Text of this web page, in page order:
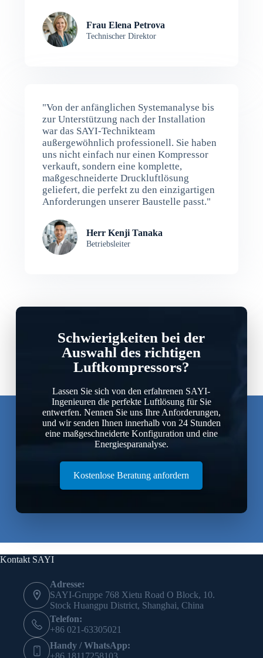
Frau Elena Petrova
Technischer Direktor
"Von der anfänglichen Systemanalyse bis
zur Unterstützung nach der Installation
war das SAYI-Technikteam
außergewöhnlich professionell. Sie haben
uns nicht einfach nur einen Kompressor
verkauft, sondern eine komplette,
maßgeschneiderte Druckluftlösung
geliefert, die perfekt zu den einzigartigen
Anforderungen unserer Baustelle passt."
Herr Kenji Tanaka
Betriebsleiter
Schwierigkeiten bei der
Auswahl des richtigen
Luftkompressors?
Lassen Sie sich von den erfahrenen SAYI-
Ingenieuren die perfekte Luftlösung für Sie
entwerfen. Nennen Sie uns Ihre Anforderungen,
und wir senden Ihnen innerhalb von 24 Stunden
eine maßgeschneiderte Konfiguration und eine
Energiesparanalyse.
Kostenlose Beratung anfordern
Kontakt SAYI
Adresse:
SAYI-Gruppe 768 Xietu Road O Block, 10.
Stock Huangpu District, Shanghai, China
Telefon:
+86 021-63305021
Handy / WhatsApp:
+86 18117258103